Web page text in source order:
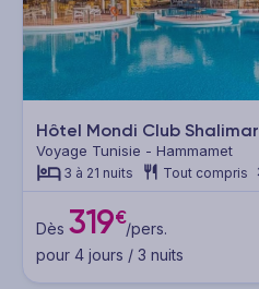
Hôtel Mondi Club Shalimar
Voyage Tunisie - Hammamet
3 à 21 nuits Tout compris
Dès 319€/pers.
pour 4 jours / 3 nuits